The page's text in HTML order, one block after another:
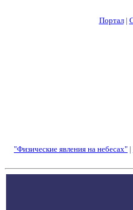
Портал|
"Физические явления на небесах" |